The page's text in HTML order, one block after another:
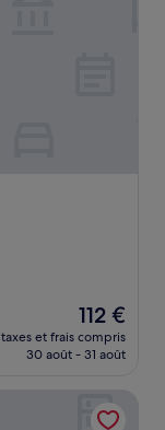
Le
nouveau
prix
de
112 €
112 €
taxes et frais compris
30 août - 31 août